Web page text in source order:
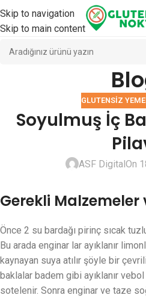
Skip to navigation
Skip to main content
GLUTENSIZ
Soyulmuş İç
ASF DigitalOn
Gerekli Malzemeler
Önce 2 su bardağı pirinç sıcak
Bu arada enginar lar ayıklanır
kaynayan suya atılır şöyle bir
baklalar badem gibi ayıklanır
sotelenir. Sonra enginar ve taze